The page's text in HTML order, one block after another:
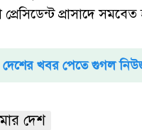
প্রাসাদে
খবর পেতে গুগল
দেশ